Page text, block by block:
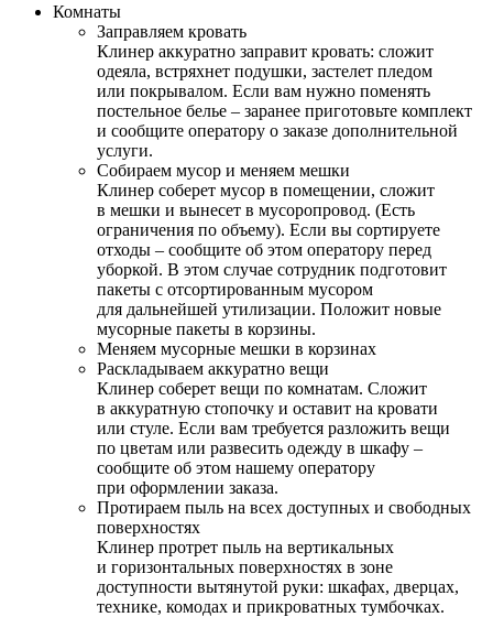
Комнаты
Заправляем кровать
Клинер аккуратно заправит кровать: сложит
одеяла, встряхнет подушки, застелет пледом
или покрывалом. Если вам нужно поменять
постельное белье – заранее приготовьте комплект
и сообщите оператору о заказе дополнительной
услуги.
Собираем мусор и меняем мешки
Клинер соберет мусор в помещении, сложит
в мешки и вынесет в мусоропровод. (Есть
ограничения по объему). Если вы сортируете
отходы – сообщите об этом оператору перед
уборкой. В этом случае сотрудник подготовит
пакеты с отсортированным мусором
для дальнейшей утилизации. Положит новые
мусорные пакеты в корзины.
Меняем мусорные мешки в корзинах
Раскладываем аккуратно вещи
Клинер соберет вещи по комнатам. Сложит
в аккуратную стопочку и оставит на кровати
или стуле. Если вам требуется разложить вещи
по цветам или развесить одежду в шкафу –
сообщите об этом нашему оператору
при оформлении заказа.
Протираем пыль на всех доступных и свободных
поверхностях
Клинер протрет пыль на вертикальных
и горизонтальных поверхностях в зоне
доступности вытянутой руки: шкафах, дверцах,
технике, комодах и прикроватных тумбочках.